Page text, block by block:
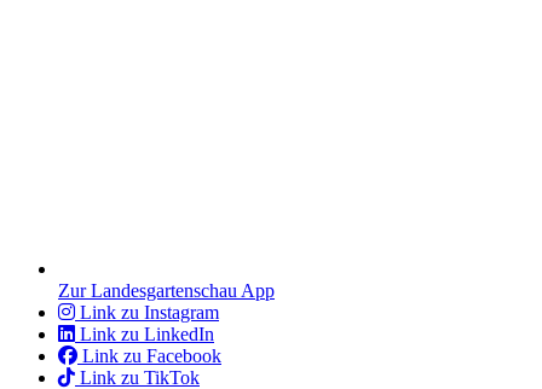
Zur Landesgartenschau App
Link zu Instagram
Link zu LinkedIn
Link zu Facebook
Link zu TikTok